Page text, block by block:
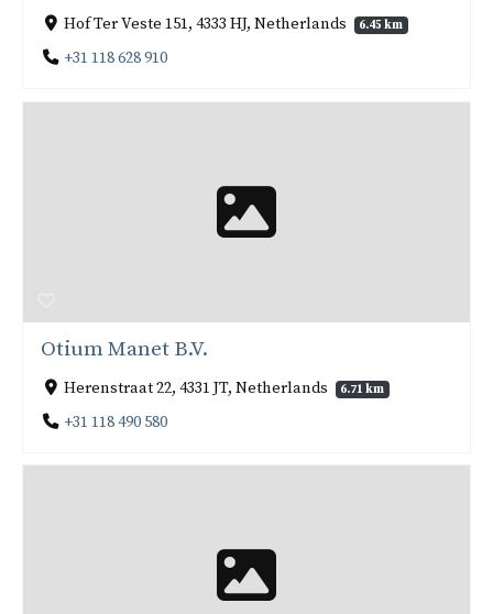
Hof Ter Veste 151, 4333 HJ, Netherlands 6.45 km
+31 118 628 910
Otium Manet B.V.
Herenstraat 22, 4331 JT, Netherlands 6.71 km
+31 118 490 580